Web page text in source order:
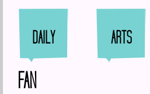
DAILY ARTS
FAN